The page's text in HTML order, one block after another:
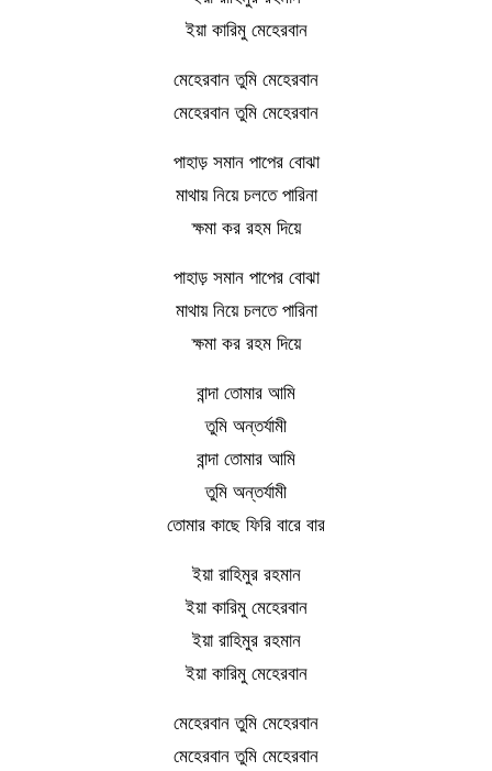
ইয়া কারিমু মেহেরবান
মেহেরবান তুমি মেহেরবান
মেহেরবান তুমি মেহেরবান
পাহাড় সমান পাপের বোঝা
মাথায় নিয়ে চলতে পারিনা
ক্ষমা কর রহম দিয়ে
পাহাড় সমান পাপের বোঝা
মাথায় নিয়ে চলতে পারিনা
ক্ষমা কর রহম দিয়ে
বান্দা তোমার আমি
তুমি অন্তর্যামী
বান্দা তোমার আমি
তুমি অন্তর্যামী
তোমার কাছে ফিরি বারে বার
ইয়া রাহিমুর রহমান
ইয়া কারিমু মেহেরবান
ইয়া রাহিমুর রহমান
ইয়া কারিমু মেহেরবান
মেহেরবান তুমি মেহেরবান
মেহেরবান তুমি মেহেরবান